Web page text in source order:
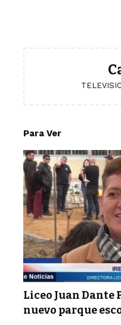
Para Ver
Liceo Juan
nuevo parque